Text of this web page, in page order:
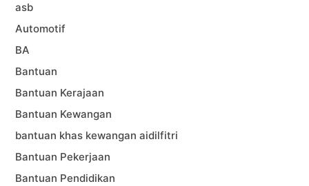
asb
Automotif
BA
Bantuan
Bantuan Kerajaan
Bantuan Kewangan
bantuan khas kewangan aidilfitri
Bantuan Pekerjaan
Bantuan Pendidikan